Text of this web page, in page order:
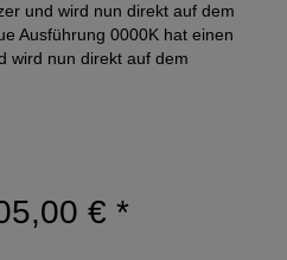
und wird nun direkt auf dem
Ausführung 0000K hat einen
wird nun direkt auf dem
€ *